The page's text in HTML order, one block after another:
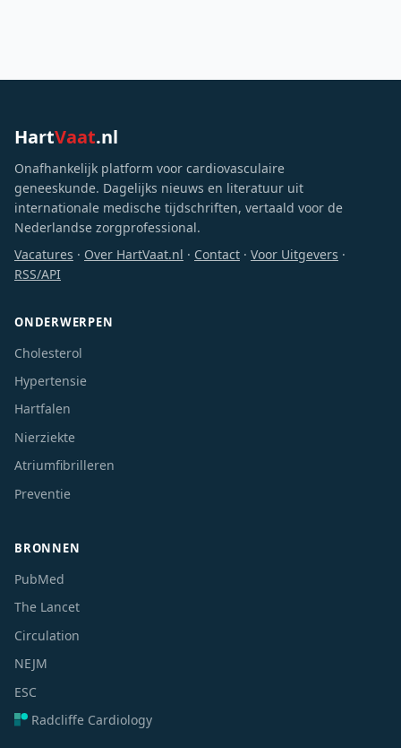
HartVaat.nl
Onafhankelijk platform voor cardiovasculaire
geneeskunde. Dagelijks nieuws en literatuur uit
internationale medische tijdschriften, vertaald voor de
Nederlandse zorgprofessional.
Vacatures · Over HartVaat.nl · Contact · Voor Uitgevers ·
RSS/API
ONDERWERPEN
Cholesterol
Hypertensie
Hartfalen
Nierziekte
Atriumfibrilleren
Preventie
BRONNEN
PubMed
The Lancet
Circulation
NEJM
ESC
Radcliffe Cardiology